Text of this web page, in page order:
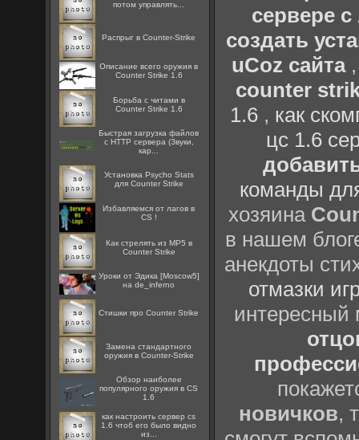
потом управлять...
Распрыг в Counter-Strike
Описание всего оружия в
Counter Strike 1.6
Борьба с читами в
Counter Strike 1.6
Быстрая загрузка файлов
с HTTP сервера (Звуки,
кар...
Установка Psycho Stats
для Counter Strike
Избавляемся от лагов в
CS !
Как стрелять из MP5 в
Counter Strike
Уроки от Эдика [Moscow5]
на de_inferno
Стишки про Counter Strike
Замена стандартного
оружия в Counter-Strike
Обзор наиболее
популярного оружия в CS
1.6
как настроить сервер cs
1.6 чтоб его было видно
из...
сервере
создать
uCoz сайта
counter
1.6, как
цс 1.6
команды
хозяина
в нашем
анекдоты
отмазки
интересный
новичков,